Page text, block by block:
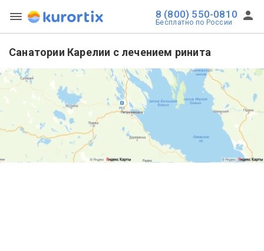
8 (800) 550-0810
Бесплатно по России
Санатории Карелии с лечением ринита